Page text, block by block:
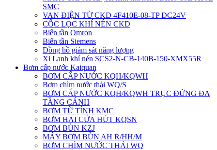
SMC
VAN ĐIỆN TỪ CKD 4F410E-08-TP DC24V
CỐC LỌC KHÍ NÉN CKD
Biến tần Omron
Biến tần Siemens
Đồng hồ giám sát năng lượng
Xi Lanh khí nén SCS2-N-CB-140B-150-XMX55R
Bơm cấp nước Kaiquan
BƠM CẤP NƯỚC KQH/KQWH
Bơm chìm nước thải WQ/S
BƠM CẤP NƯỚC KQH/KQWH TRỤC ĐỨNG ĐA
TẦNG CÁNH
BƠM TỪ TÍNH KMC
BƠM HAI CỬA HÚT KQSN
BƠM BÙN KZJ
MÁY BƠM BÙN AH R/HH/M
BƠM CHÌM NƯỚC THẢI WQ